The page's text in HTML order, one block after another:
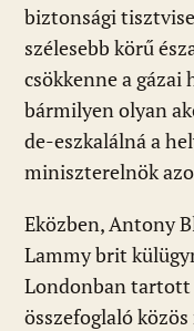
biztonsági
szélesebb körű
csökkenne a gázai
bármilyen olyan
de-eszkalálná a
miniszterelnök azo
Eközben, Antony
Lammy brit
Londonban tartott
összefoglaló